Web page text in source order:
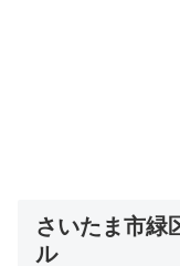
さいたま市緑
ル